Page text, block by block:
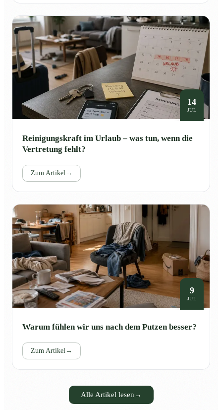
14
JUL
Reinigungskraft im Urlaub – was tun, wenn die
Vertretung fehlt?
Zum Artikel →
9
JUL
Warum fühlen wir uns nach dem Putzen besser?
Zum Artikel →
Alle Artikel lesen →